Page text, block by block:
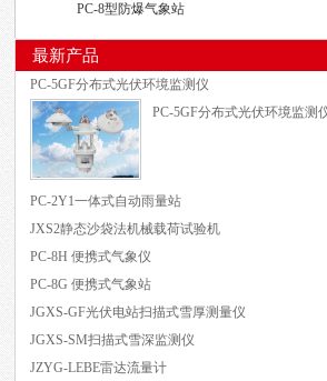
PC-8型防爆气象站
最新产品
PC-5GF分布式光伏环境监测仪
PC-5GF分布式光伏环境监测
PC-2Y1一体式自动雨量站
JXS2静态沙袋法机械载荷试验机
PC-8H 便携式气象仪
PC-8G 便携式气象站
JGXS-GF光伏电站扫描式雪厚测量仪
JGXS-SM扫描式雪深监测仪
JZYG-LEBE雷达流量计